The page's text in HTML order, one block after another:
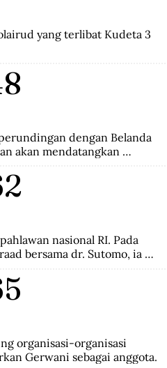
yang terlibat Kudeta 3
dengan Belanda
akan mendatangkan
nasional RI. Pada
bersama dr. Sutomo, ia
Seteleh kemerdekaan,
Indonesia Republik
organisasi-organisasi
Gerwani sebagai anggota.